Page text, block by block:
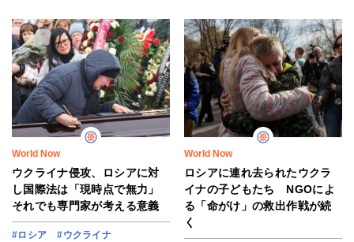
World Now
ウクライナ侵攻、ロシアに対
し国際法は「現時点で無力」
それでも専門家が考える意義
#ロシア #ウクライナ
World Now
ロシアに連れ去られたウクラ
イナの子どもたち NGOによ
る「命がけ」の救出作戦が続
く